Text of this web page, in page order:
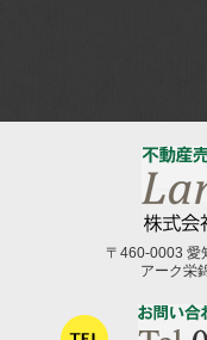
〒460-0003 愛
アーク栄